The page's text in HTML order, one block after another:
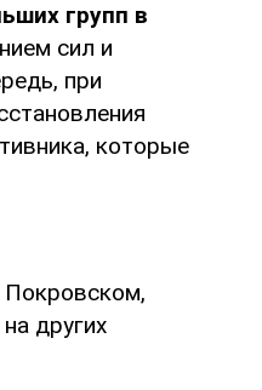
групп в
сил и
при
которые
Покровском,
других